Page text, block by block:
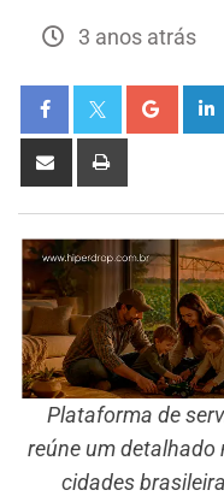
3 anos atrás
Plataforma de
reúne um detalhado
cidades